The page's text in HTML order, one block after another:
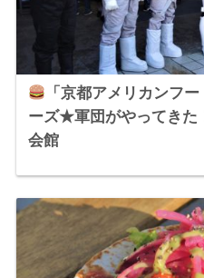
「京都アメリカンフ
ーズ★軍団がやってきた
会館